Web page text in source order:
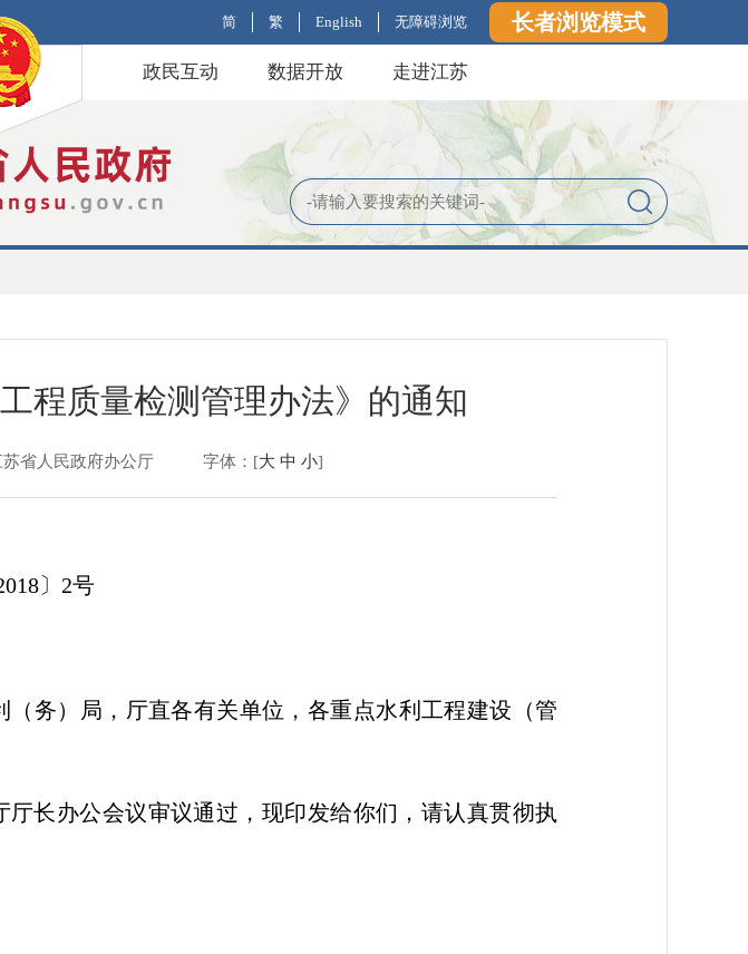
简 繁 English 无障碍浏览 长者浏览模式
政民互动 数据开放 走进江苏
程质量检测管理办法》的通知
省人民政府办公厅 字体：[大 中 小]
〕2号
务）局，厅直各有关单位，各重点水利工程建设（管
长办公会议审议通过，现印发给你们，请认真贯彻执